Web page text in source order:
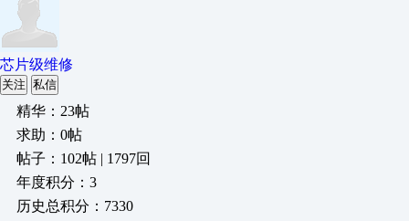
芯片级维修
关注 私信
精华：23帖
求助：0帖
帖子：102帖 | 1797回
年度积分：3
历史总积分：7330